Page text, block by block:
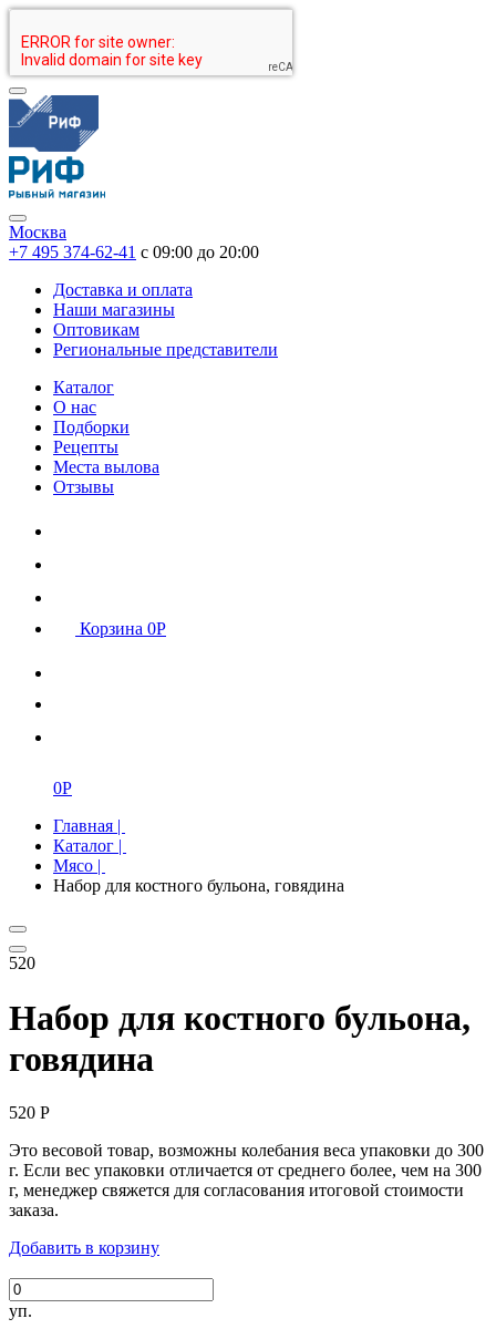
Москва
+7 495 374-62-41 c 09:00 до 20:00
Доставка и оплата
Наши магазины
Оптовикам
Региональные представители
Каталог
О нас
Подборки
Рецепты
Места вылова
Отзывы
Корзина 0Р
0Р
Главная |
Каталог |
Мясо |
Набор для костного бульона, говядина
520
Набор для костного бульона,
говядина
520 Р
Это весовой товар, возможны колебания веса упаковки до 300
г. Если вес упаковки отличается от среднего более, чем на 300
г, менеджер свяжется для согласования итоговой стоимости
заказа.
Добавить в корзину
уп.